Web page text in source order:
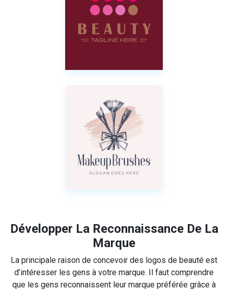
Développer La Reconnaissance De La
Marque
La principale raison de concevoir des logos de beauté est
d’intéresser les gens à votre marque. Il faut comprendre
que les gens reconnaissent leur marque préférée grâce à